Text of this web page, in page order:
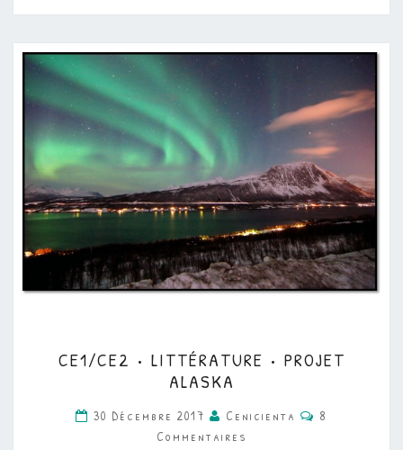
•
LITTÉRATURE
•
PROJET
CE1/CE2 • LITTÉRATURE • PROJET
ALASKA
30 Décembre 2017 Cenicienta
8
Commentaires